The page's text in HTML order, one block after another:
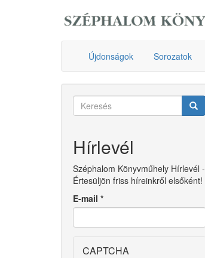
Újdonságok Sorozatok
Keresés
Hírlevél
Széphalom Könyvműhely Hírlevél -
Értesüljön friss híreinkről elsőként!
E-mail *
CAPTCHA